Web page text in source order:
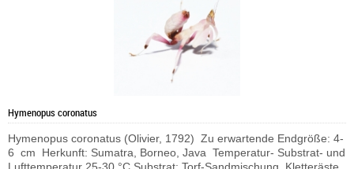
Hymenopus coronatus
Hymenopus coronatus (Olivier, 1792) Zu erwartende Endgröße: 4-
6 cm Herkunft: Sumatra, Borneo, Java Temperatur- Substrat- und
Lufttemperatur 25-30 °C Substrat: Torf-Sandmischung, Kletteräste,